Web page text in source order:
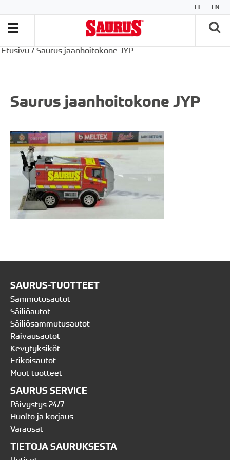
FI EN
Etusivu / Saurus jaanhoitokone JYP
Saurus jaanhoitokone JYP
SAURUS-TUOTTEET
Sammutusautot
Säiliöautot
Säiliösammutusautot
Raivausautot
Kevytyksiköt
Erikoisautot
Muut tuotteet
SAURUS SERVICE
Päivystys 24/7
Huolto ja korjaus
Varaosat
TIETOJA SAURUKSESTA